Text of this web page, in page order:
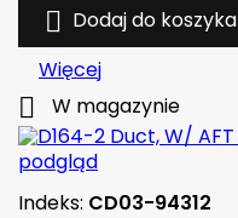
 Dodaj do koszyka
Więcej
 W magazynie
podgląd
Indeks: CD03-94312